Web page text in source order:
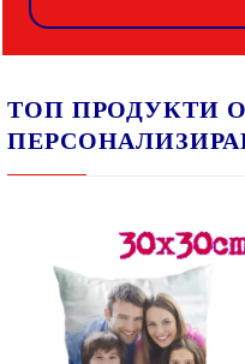
ТОП ПРОДУКТИ